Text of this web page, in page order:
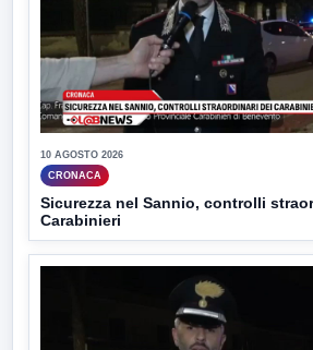
10 AGOSTO 2026
CRONACA
Sicurezza nel Sannio, controlli
Carabinieri